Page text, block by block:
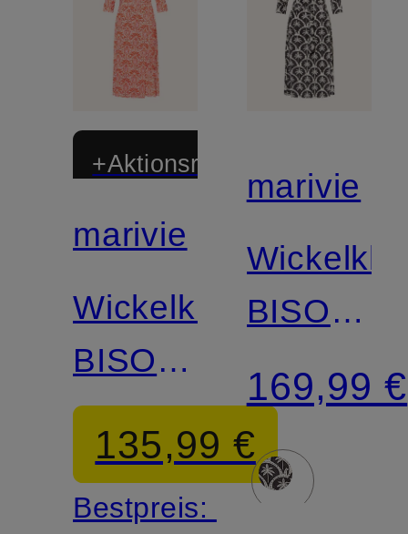
+Aktionsrabatt
marivie
Wickelkleid
BISOU!
aus
Jersey
135,99 €
Bestpreis:
marivie
BISOU!
aus
Jersey
169,99 €